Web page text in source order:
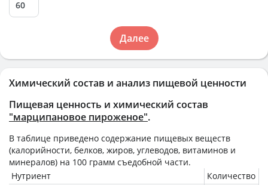
Химический состав и анализ пищевой ценности
Пищевая ценность и химический состав
"марципановое пироженое".
В таблице приведено содержание пищевых веществ
(калорийности, белков, жиров, углеводов, витаминов и
минералов) на 100 грамм съедобной части.
Нутриент
Количество
Далее